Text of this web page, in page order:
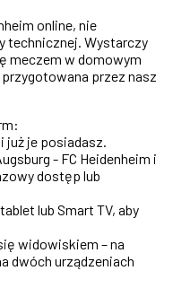
online, nie
technicznej. Wystarczy
meczem w domowym
przez nasz
już je posiadasz.
- FC Heidenheim i
dostęp lub
lub Smart TV, aby
widowiskiem – na
dwóch urządzeniach